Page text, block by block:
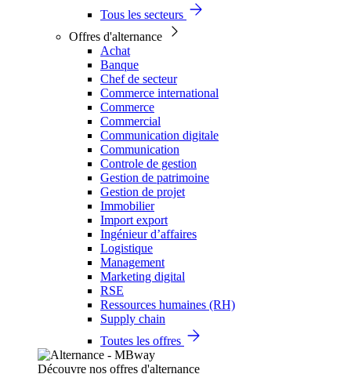
Tous les secteurs
Offres d'alternance
Achat
Banque
Chef de secteur
Commerce international
Commerce
Commercial
Communication digitale
Communication
Controle de gestion
Gestion de patrimoine
Gestion de projet
Immobilier
Import export
Ingénieur d’affaires
Logistique
Management
Marketing digital
RSE
Ressources humaines (RH)
Supply chain
Toutes les offres
Découvre nos offres d'alternance